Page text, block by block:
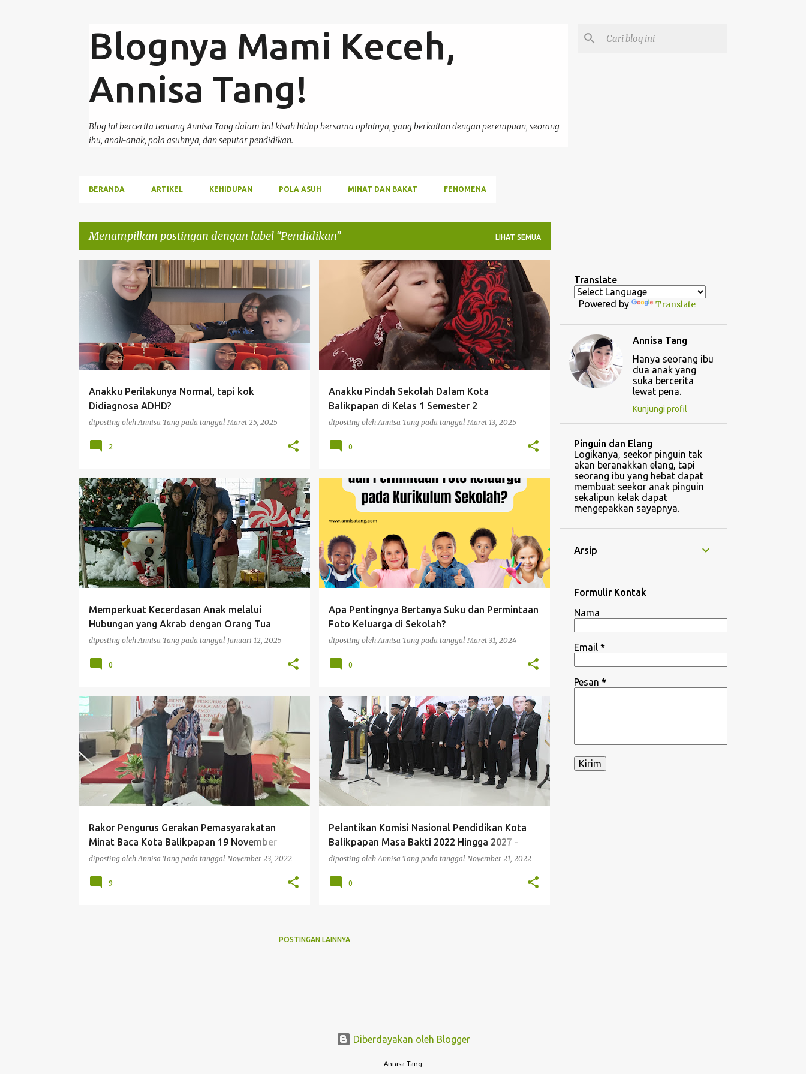
Blognya Mami Keceh,
Annisa Tang!
Blog ini bercerita tentang Annisa Tang dalam hal kisah hidup bersama opininya, yang berkaitan dengan perempuan, seorang
ibu, anak-anak, pola asuhnya, dan seputar pendidikan.
BERANDA ARTIKEL KEHIDUPAN POLA ASUH MINAT DAN BAKAT FENOMENA
Menampilkan postingan dengan label Pendidikan LIHAT SEMUA
o
i
n
Anakku Perilakunya Normal, tapi kok
Didiagnosa ADHD?
diposting olehAnnisa Tang pada tanggalMaret 25, 2025
CERITAKU INSPIRASI
PENDIDIKAN +
POLA ASUH
2
Anakku Pindah Sekolah Dalam Kota
Balikpapan di Kelas 1 Semester 2
diposting olehAnnisa Tang pada tanggalMaret 13, 2025
IBU PENDIDIKAN
0
Memperkuat Kecerdasan Anak melalui
Hubungan yang Akrab dengan Orang Tua
diposting olehAnnisa Tang pada tanggal Januari 12, 2025
ARTIKEL PENDIDIKAN POLA ASUH
0
Apa Pentingnya Bertanya Suku dan Permintaan
Foto Keluarga di Sekolah?
diposting olehAnnisa Tang pada tanggalMaret 31, 2024
CERITAKU FENOMENA INSPIRASI PENCERAHAN
PENDIDIKAN
0
Rakor Pengurus Gerakan Pemasyarakatan
Minat Baca Kota Balikpapan 19 November
2022 - GPMB Balikpapan
diposting olehAnnisa Tang pada tanggal November 23, 2022
ARTIKEL BERITA LOKAL KOMUNITAS ORGANISASI
+
PENDIDIKAN
9
Pelantikan Komisi Nasional Pendidikan Kota
Balikpapan Masa Bakti 2022 Hingga 2027 -
Komnasdik Balikpapan
diposting olehAnnisa Tang pada tanggal November 21, 2022
ARTIKEL BERITA LOKAL KOMNASDIK ORGANISASI
+
PENDIDIKAN
0
POSTINGAN LAINNYA
Translate
Powered by Translate
Annisa Tang
Hanya seorang ibu
dua anak yang
suka bercerita
lewat pena.
Kunjungi profil
Pinguin dan Elang
Logikanya, seekor pinguin tak
akan beranakkan elang, tapi
seorang ibu yang hebat dapat
membuat seekor anak pinguin
sekalipun kelak dapat
mengepakkan sayapnya.
Arsip
Formulir Kontak
Nama
Email *
Pesan *
Diberdayakan oleh Blogger
Annisa Tang